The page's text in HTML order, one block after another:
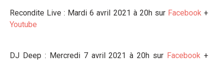
Recondite Live : Mardi 6 avril 2021 à 20h sur Facebook+
Youtube
DJ Deep : Mercredi 7 avril 2021 à 20h sur Facebook +